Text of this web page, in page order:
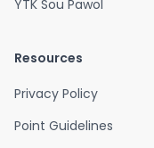
YTK Sou Pawol
Resources
Privacy Policy
Point Guidelines